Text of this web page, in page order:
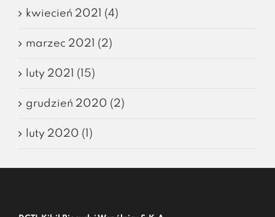
kwiecień 2021 (4)
marzec 2021 (2)
luty 2021 (15)
grudzień 2020 (2)
luty 2020 (1)